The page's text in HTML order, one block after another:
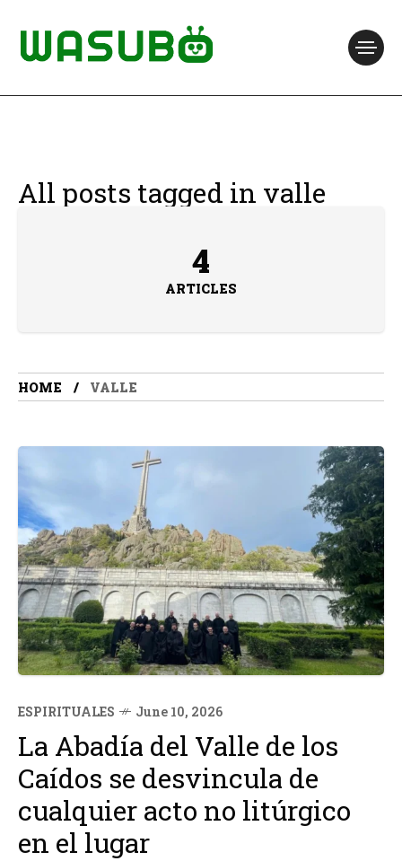
All posts tagged in valle
4
ARTICLES
HOME VALLE
ESPIRITUALES June 10, 2026
La Abadía del Valle de los
Caídos se desvincula de
cualquier acto no litúrgico
en el lugar